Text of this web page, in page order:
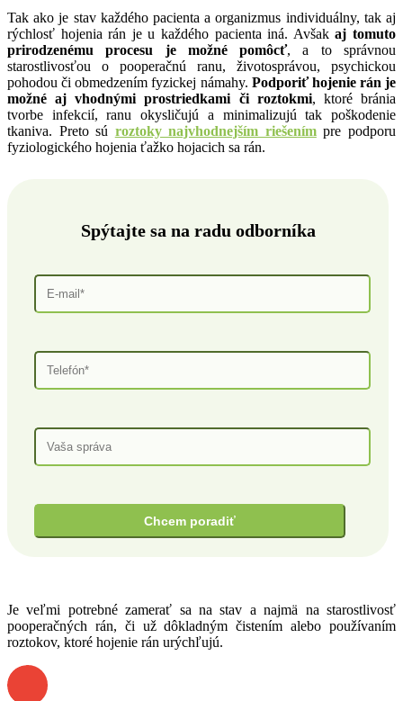
Tak ako je stav každého pacienta a organizmus individuálny, tak aj
rýchlosť hojenia rán je u každého pacienta iná. Avšakaj tomuto
prirodzenému procesu je možné pomôcť, a to správnou
starostlivosťou o pooperačnú ranu, životosprávou, psychickou
pohodou či obmedzením fyzickej námahy. Podporiť hojenie rán je
možné aj vhodnými prostriedkami či roztokmi, ktoré bránia
tvorbe infekcií, ranu okysličujú a minimalizujú tak poškodenie
tkaniva. Preto sú roztoky najvhodnejším riešenímpre podporu
fyziologického hojenia ťažko hojacich sa rán.
Spýtajte sa na radu odborníka
Je veľmi potrebné zamerať sa na stav a najmä na starostlivosť
pooperačných rán, či už dôkladným čistením alebo používaním
roztokov, ktoré hojenie rán urýchľujú.